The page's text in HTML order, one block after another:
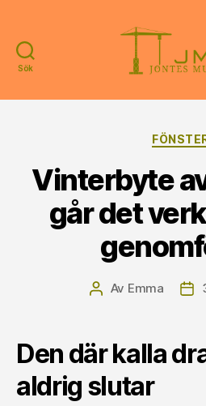
Sök
Vinterbyte
går det
Inläggsförfattare
Av Emma
Den där kalla
aldrig slutar